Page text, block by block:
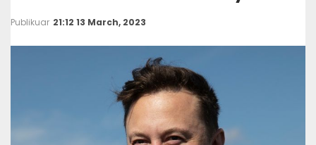
Publikuar 21:12 13 March, 2023